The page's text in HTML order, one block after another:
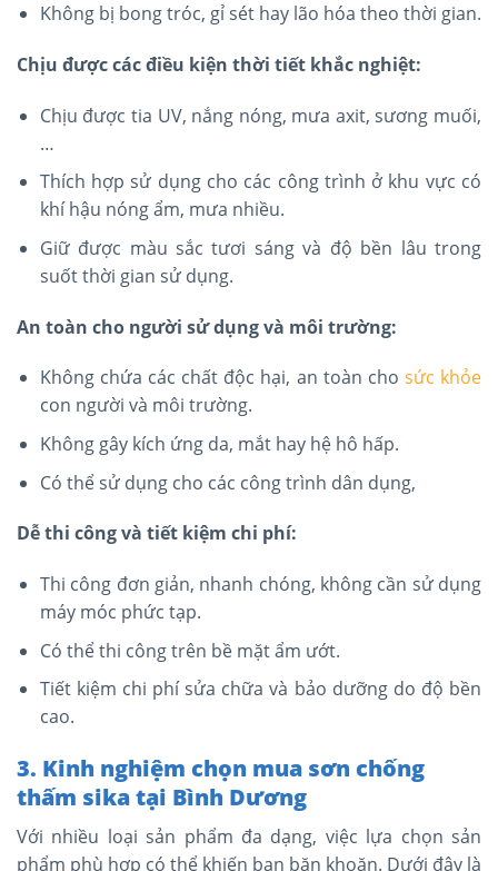
Không bị bong tróc, gỉ sét hay lão hóa theo thời gian.
Chịu được các điều kiện thời tiết khắc nghiệt:
Chịu được tia UV, nắng nóng, mưa axit, sương muối,
…
Thích hợp sử dụng cho các công trình ở khu vực có
khí hậu nóng ẩm, mưa nhiều.
Giữ được màu sắc tươi sáng và độ bền lâu trong
suốt thời gian sử dụng.
An toàn cho người sử dụng và môi trường:
Không chứa các chất độc hại, an toàn cho sức khỏe
con người và môi trường.
Không gây kích ứng da, mắt hay hệ hô hấp.
Có thể sử dụng cho các công trình dân dụng,
Dễ thi công và tiết kiệm chi phí:
Thi công đơn giản, nhanh chóng, không cần sử dụng
máy móc phức tạp.
Có thể thi công trên bề mặt ẩm ướt.
Tiết kiệm chi phí sửa chữa và bảo dưỡng do độ bền
cao.
3. Kinh nghiệm chọn mua sơn chống
thấm sika tại Bình Dương
Với nhiều loại sản phẩm đa dạng, việc lựa chọn sản
phẩm phù hợp có thể khiến bạn băn khoăn. Dưới đây là